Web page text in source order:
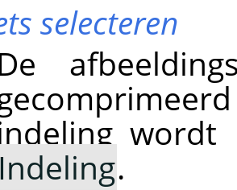
selecteren
wordt
Indeling.